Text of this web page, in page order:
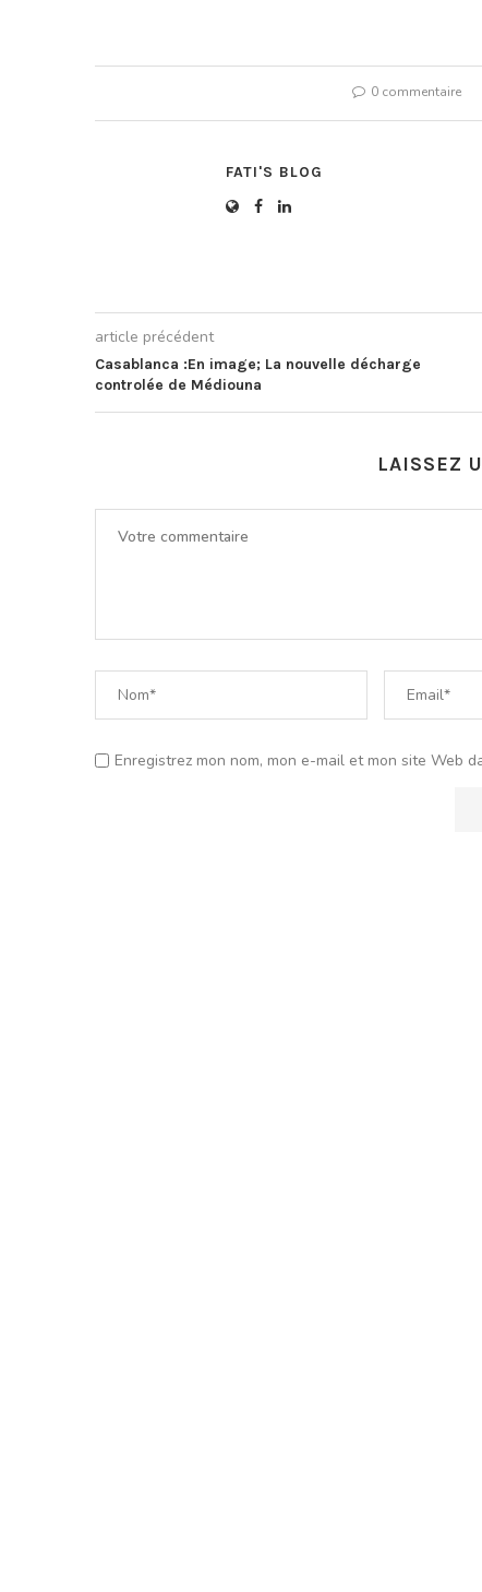
0 commentaire
FATI'S BLOG
article précédent
Casablanca :En image; La nouvelle décharge
controlée de Médiouna
LAISSEZ
Enregistrez mon nom, mon e-mail et mon site Web